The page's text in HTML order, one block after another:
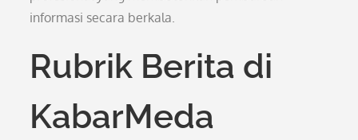
informasi secara berkala.
Rubrik Berita di
KabarMeda